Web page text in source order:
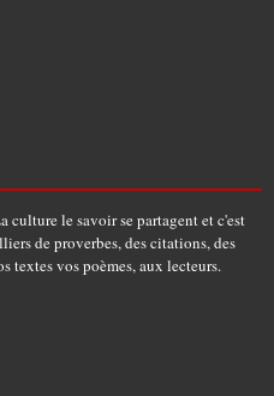
culture le savoir se partagent et c'est
de proverbes, des citations, des
textes vos poèmes, aux lecteurs.